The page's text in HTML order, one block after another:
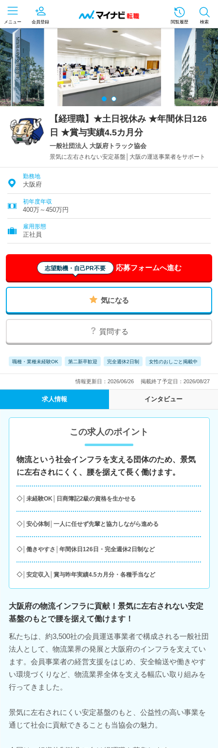
メニュー 会員登録 閲覧履歴 検索
【経理職】★土日祝休み ★年間休日126
日 ★賞与実績4.5カ月分
一般社団法人 大阪府トラック協会
景気に左右されない安定基盤│大阪の運送事業者をサポート
勤務地
大阪府
初年度年収
400万～450万円
雇用形態
正社員
志望動機・自己PR不要 応募フォームへ進む
気になる
質問する
職種・業種未経験OK 第二新卒歓迎 完全週休2日制 女性のおしごと掲載中
情報更新日：2026/06/26 掲載終了予定日：2026/08/27
求人情報 インタビュー
この求人のポイント
物流という社会インフラを支える団体のため、景気
に左右されにくく、腰を据えて長く働けます。
◇│未経験OK│日商簿記2級の資格を生かせる
◇│安心体制│一人に任せず先輩と協力しながら進める
◇│働きやすさ│年間休日126日・完全週休2日制など
◇│安定収入│賞与昨年実績4.5カ月分・各種手当など
大阪府の物流インフラに貢献！景気に左右されない安定
基盤のもとで腰を据えて働けます！
私たちは、約3,500社の会員運送事業者で構成される一般社団
法人として、物流業界の発展と大阪府のインフラを支えてい
ます。会員事業者の経営支援をはじめ、安全輸送や働きやす
い環境づくりなど、物流業界全体を支える幅広い取り組みを
行ってきました。
景気に左右されにくい安定基盤のもと、公益性の高い事業を
通じて社会に貢献できることも当協会の魅力。